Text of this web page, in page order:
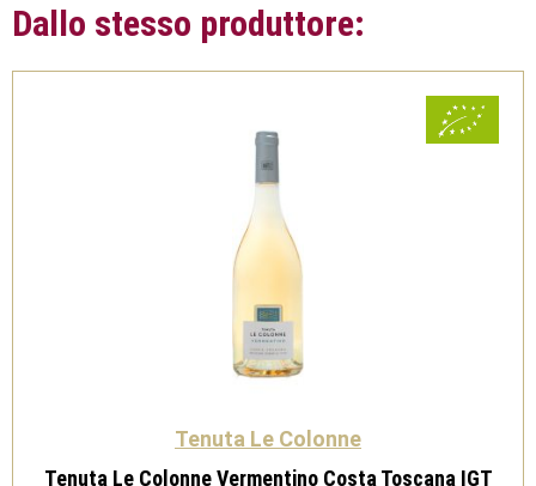
Dallo stesso produttore:
Tenuta Le Colonne
Tenuta Le Colonne Vermentino Costa Toscana IGT